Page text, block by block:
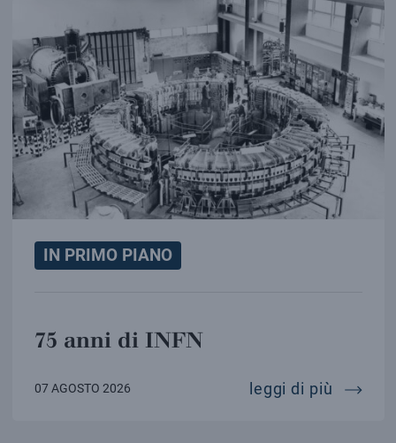
IN PRIMO PIANO
75 anni di INFN
07 AGOSTO 2026 leggi di più 75